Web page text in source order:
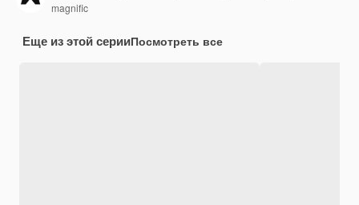
magnific
Еще из этой серииПосмотреть все